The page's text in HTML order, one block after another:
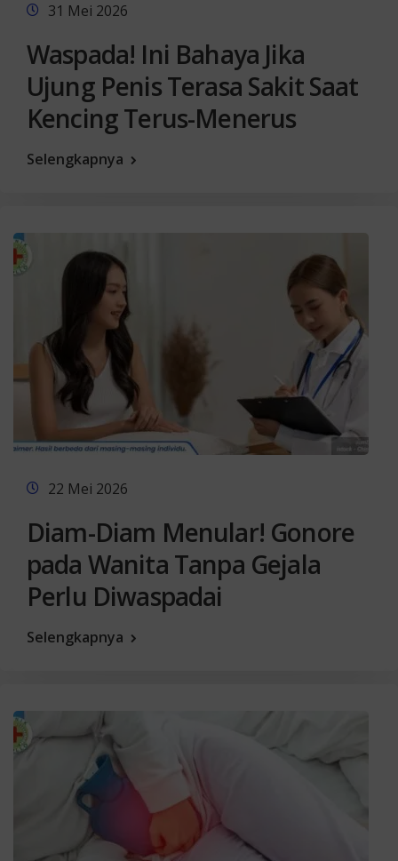
31 Mei 2026
Waspada! Ini Bahaya Jika
Ujung Penis Terasa Sakit Saat
Kencing Terus-Menerus
Selengkapnya
22 Mei 2026
Diam-Diam Menular! Gonore
pada Wanita Tanpa Gejala
Perlu Diwaspadai
Selengkapnya